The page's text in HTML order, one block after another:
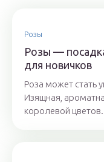
Розы
Розы —
для новичков
Роза может стать
Изящная,
королевой